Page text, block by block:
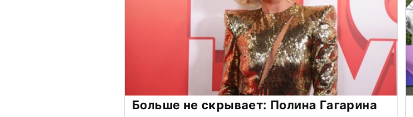
Больше не скрывает: Полина Гагарина